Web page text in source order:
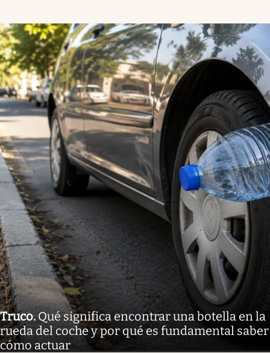
Truco.Qué significa encontrar una botella en la
rueda del coche y por qué es fundamental saber
cómo actuar